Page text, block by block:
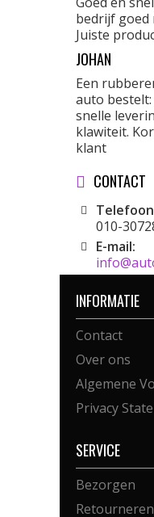
bedrijf goed
Juiste
JOHAN
Een
auto
snelle
klawiteit.
klant
CONTACT
010-
E-mail:
INFORMATIE
Contact
Over ons
Algemene
Privacy
SERVICE
Bezorgen
Retourneren